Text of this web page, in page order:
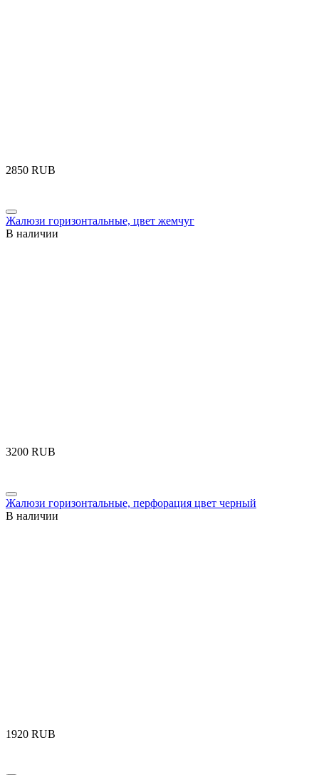
‍2850‍ RUB
Жалюзи горизонтальные, цвет жемчуг
В наличии
‍3200‍ RUB
Жалюзи горизонтальные, перфорация цвет черный
В наличии
‍1920‍ RUB